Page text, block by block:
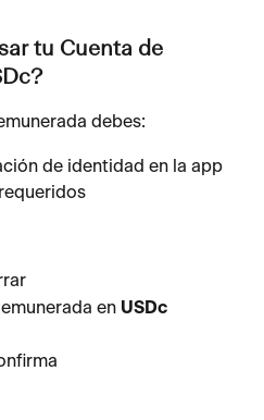
tu Cuenta de
debes:
de identidad en la app
en USDc